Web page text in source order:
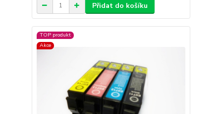
Přidat do košíku
TOP produkt
Akce